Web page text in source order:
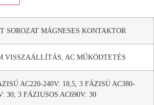
SOROZAT MÁGNESES KONTAKTOR
VISSZAÁLLÍTÁS, AC MŰKÖDTETÉS
AC220-240V: 18,5, 3 FÁZISÚ AC380-
30, 3 FÁZIUSOS AC690V: 30